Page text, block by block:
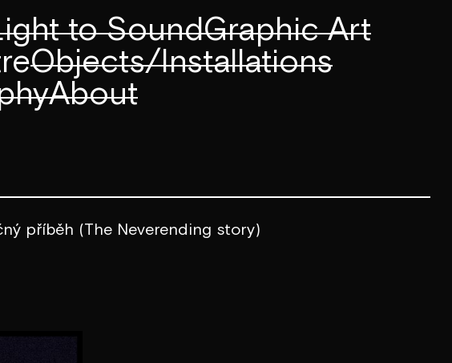
to SoundGraphic Art
Objects/Installations
About
příběh (The Neverending story)